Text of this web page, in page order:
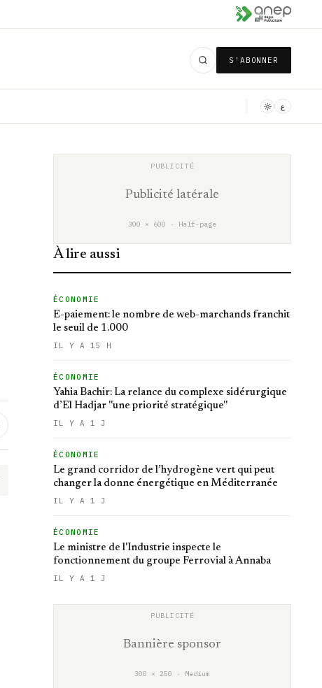
S'ABONNER
ع
Publicité latérale
300 × 600 · Half-page
À lire aussi
ÉCONOMIE
E-paiement: le nombre de web-marchands franchit
le seuil de 1.000
IL Y A 15 H
ÉCONOMIE
Yahia Bachir: La relance du complexe sidérurgique
d’El Hadjar ''une priorité stratégique''
IL Y A 1 J
ÉCONOMIE
Le grand corridor de l’hydrogène vert qui peut
changer la donne énergétique en Méditerranée
IL Y A 1 J
ÉCONOMIE
Le ministre de l'Industrie inspecte le
fonctionnement du groupe Ferrovial à Annaba
IL Y A 1 J
Bannière sponsor
300 × 250 · Medium